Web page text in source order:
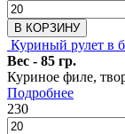
В КОРЗИНУ
Куриный рулет в
Вес - 85 гр.
Куриное филе,
Подробнее
230